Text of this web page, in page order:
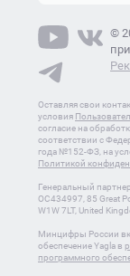
©
Оставляя свои
условия
согласие на
соответствии с
года №152-ФЗ, на
Политикой
Генеральный
OC434997, 85 Great
W1W 7LT, United
Минцифры России
обеспечение Yagla в
программного